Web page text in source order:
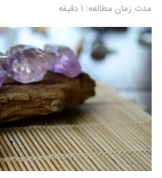
مدت زمان مطالعه: 1 دقیقه